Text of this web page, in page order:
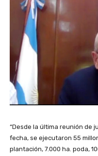
“Desde la última reunión de
fecha, se ejecutaron 55
plantación, 7.000 ha. poda,